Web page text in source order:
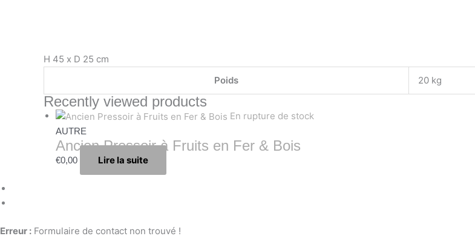
H 45 x D 25 cm
Poids
20 kg
Recently viewed products
En rupture de stock
AUTRE
Ancien Pressoir à Fruits en Fer & Bois
€0,00 Lire la suite
Erreur : Formulaire de contact non trouvé !